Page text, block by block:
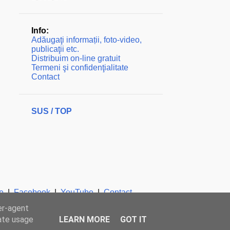
Info:
Adăugaţi informații, foto-video,
publicaţii etc.
Distribuim on-line gratuit
Termeni şi confidenţialitate
Contact
SUS / TOP
|Facebook|YouTube|Contact
agent
usage
LEARN MORE GOT IT